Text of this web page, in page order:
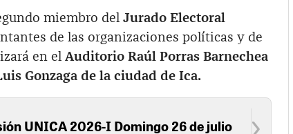
miembro del Jurado Electoral
de las organizaciones políticas y de
en el Auditorio Raúl Porras Barnechea
Gonzaga de la ciudad de Ica.
UNICA 2026-I Domingo 26 de julio